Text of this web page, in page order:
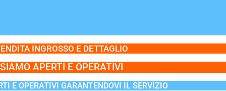
INGROSSO E DETTAGLIO
SIAMO APERTI E OPERATIVI
E OPERATIVI GARANTENDOVI IL SERVIZIO